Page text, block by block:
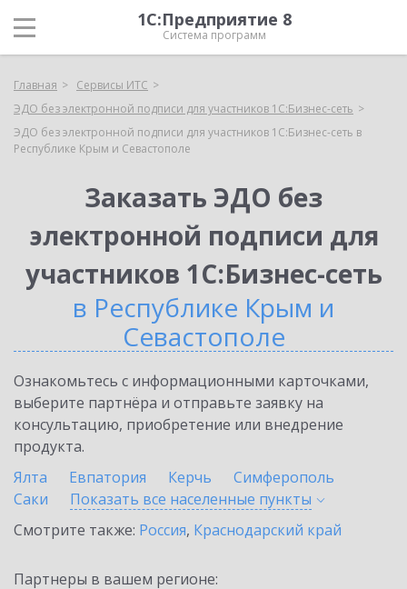
1С:Предприятие 8
Система программ
Главная
Сервисы ИТС
ЭДО без электронной подписи для участников 1С:Бизнес-сеть
ЭДО без электронной подписи для участников 1С:Бизнес-сеть в
Республике Крым и Севастополе
Заказать ЭДО без
электронной подписи для
участников 1С:Бизнес-сеть
в Республике Крым и
Севастополе
Ознакомьтесь с информационными карточками,
выберите партнёра и отправьте заявку на
консультацию, приобретение или внедрение
продукта.
Ялта
Евпатория Керчь
Симферополь
Саки
Показать все населенные пункты
Смотрите также: Россия, Краснодарский край
Партнеры в вашем регионе: